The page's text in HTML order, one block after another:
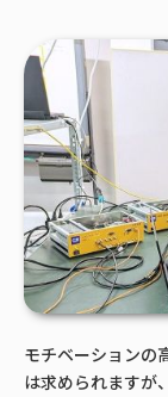
モチベーションの
は求められますが